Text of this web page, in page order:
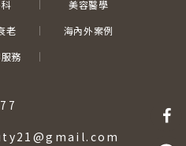
美容醫學
老
海內外案例
務